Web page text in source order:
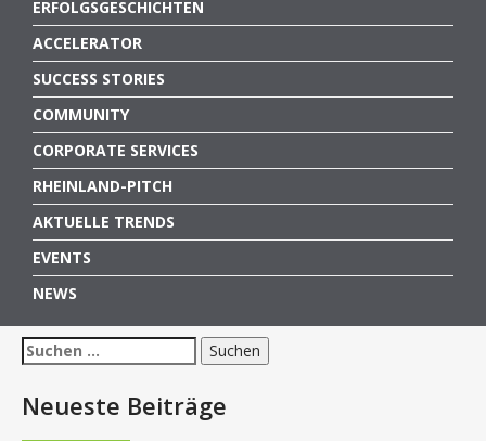
ERFOLGSGESCHICHTEN
ACCELERATOR
SUCCESS STORIES
COMMUNITY
CORPORATE SERVICES
RHEINLAND-PITCH
AKTUELLE TRENDS
EVENTS
NEWS
Suchen
nach:
Neueste Beiträge